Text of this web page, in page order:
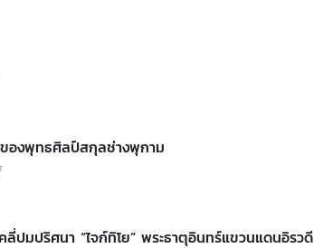
ของพุทธศิลป์สกุลช่างพุกาม
ปมปริศนา “ไจก์ทิโย” พระธาตุอินทร์แขวนแดนอิรวดี